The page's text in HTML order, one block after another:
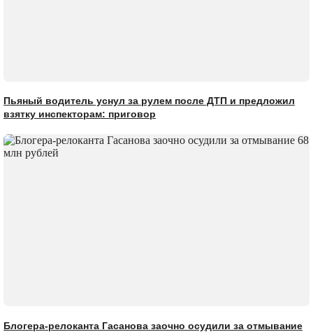
Пьяный водитель уснул за рулем после ДТП и предложил
взятку инспекторам: приговор
Блогера-релоканта Гасанова заочно осудили за отмывание